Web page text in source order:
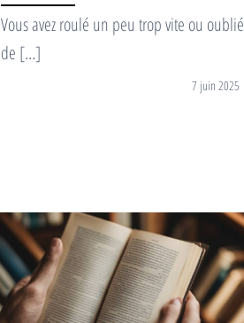
Vous avez roulé un peu trop vite ou oublié
de […]
7 juin 2025